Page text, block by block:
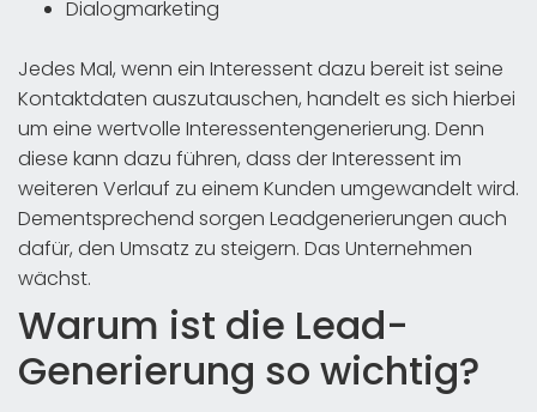
Dialogmarketing
Jedes Mal, wenn ein Interessent dazu bereit ist seine
Kontaktdaten auszutauschen, handelt es sich hierbei
um eine wertvolle Interessentengenerierung. Denn
diese kann dazu führen, dass der Interessent im
weiteren Verlauf zu einem Kunden umgewandelt wird.
Dementsprechend sorgen Leadgenerierungen auch
dafür, den Umsatz zu steigern. Das Unternehmen
wächst.
Warum ist die Lead-
Generierung so wichtig?